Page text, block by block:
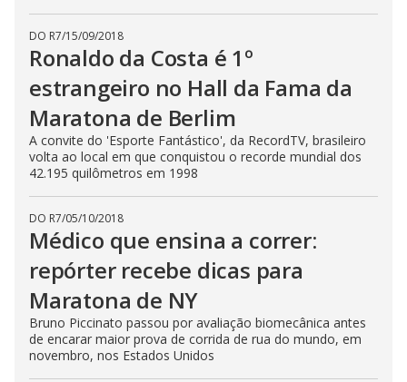
DO R7/15/09/2018
Ronaldo da Costa é 1º
estrangeiro no Hall da Fama da
Maratona de Berlim
A convite do 'Esporte Fantástico', da RecordTV, brasileiro
volta ao local em que conquistou o recorde mundial dos
42.195 quilômetros em 1998
DO R7/05/10/2018
Médico que ensina a correr:
repórter recebe dicas para
Maratona de NY
Bruno Piccinato passou por avaliação biomecânica antes
de encarar maior prova de corrida de rua do mundo, em
novembro, nos Estados Unidos